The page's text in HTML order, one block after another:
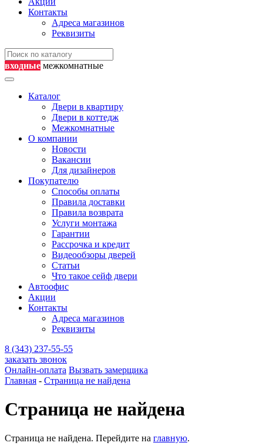
Контакты
Адреса магазинов
Реквизиты
входные межкомнатные
Каталог
Двери в квартиру
Двери в коттедж
Межкомнатные
О компании
Новости
Вакансии
Для дизайнеров
Покупателю
Способы оплаты
Правила доставки
Правила возврата
Услуги монтажа
Гарантии
Рассрочка и кредит
Видеообзоры дверей
Статьи
Что такое сейф двери
Автоофис
Акции
Контакты
Адреса магазинов
Реквизиты
8 (343) 237-55-55
заказать звонок
Онлайн-оплата Вызвать замерщика
Главная - Страница не найдена
Страница не найдена
Страница не найдена. Перейдите на главную.